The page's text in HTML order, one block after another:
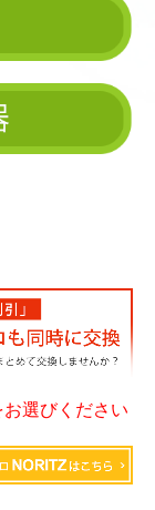
選びください